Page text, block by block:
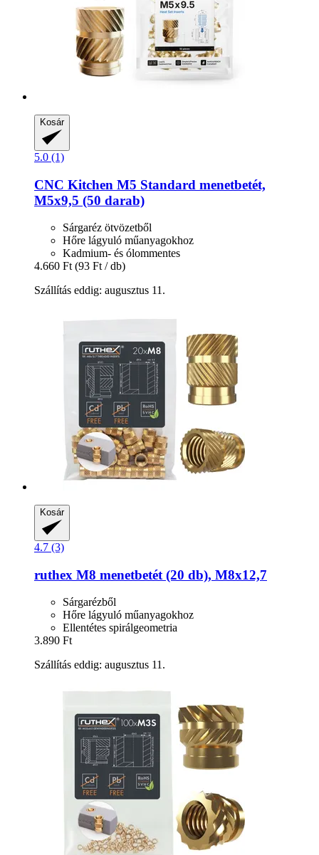
Kosár
5.0 (1)
CNC Kitchen M5 Standard menetbetét,
M5x9,5 (50 darab)
Sárgaréz ötvözetből
Hőre lágyuló műanyagokhoz
Kadmium- és ólommentes
4.660 Ft (93 Ft / db)
Szállítás eddig: augusztus 11.
Kosár
4.7 (3)
ruthex M8 menetbetét (20 db), M8x12,7
Sárgarézből
Hőre lágyuló műanyagokhoz
Ellentétes spirálgeometria
3.890 Ft
Szállítás eddig: augusztus 11.